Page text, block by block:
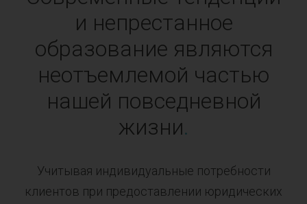
и непрестанное
образование являются
неотъемлемой частью
нашей повседневной
жизни.
Учитывая индивидуальные потребности
клиентов при предоставлении юридических